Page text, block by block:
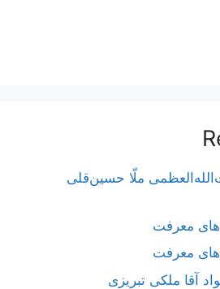
ملّا حسین‌قلی
معرفت
معرفت
آقا ملکی تبریزی